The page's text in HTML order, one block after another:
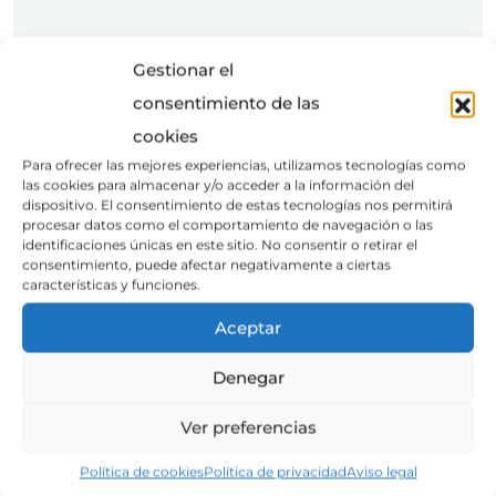
Gestionar el
consentimiento de las
cookies
Para ofrecer las mejores experiencias, utilizamos tecnologías como
las cookies para almacenar y/o acceder a la información del
dispositivo. El consentimiento de estas tecnologías nos permitirá
procesar datos como el comportamiento de navegación o las
identificaciones únicas en este sitio. No consentir o retirar el
consentimiento, puede afectar negativamente a ciertas
características y funciones.
Aceptar
Denegar
Ver preferencias
Política de cookiesPolítica de privacidadAviso legal
AÑADIR AL CARRITO
Non Contact Thermometer
Valorado
con
1.00
de
5
$250.00